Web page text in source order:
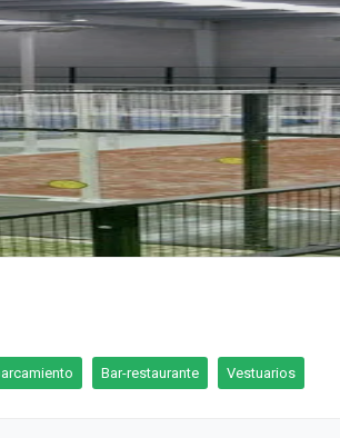
Bar-restaurante Vestuarios